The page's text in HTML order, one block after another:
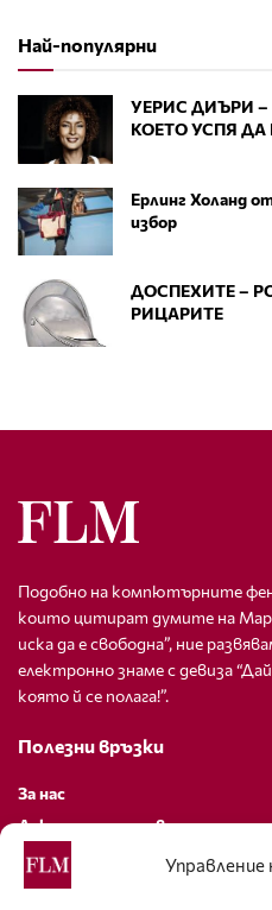
Управление
Най-популярни
УЕРИС ДИЪРИ
КОЕТО УСПЯ
Ерлинг Холанд
избор
ДОСПЕХИТЕ –
РИЦАРИТЕ
Подобно на компютърните
които цитират думите на
иска да е свободна”, ние
електронно знаме с девиза
която й се полага!”.
Полезни връзки
За нас
Декларация за поверителност
Политика за бисквитки